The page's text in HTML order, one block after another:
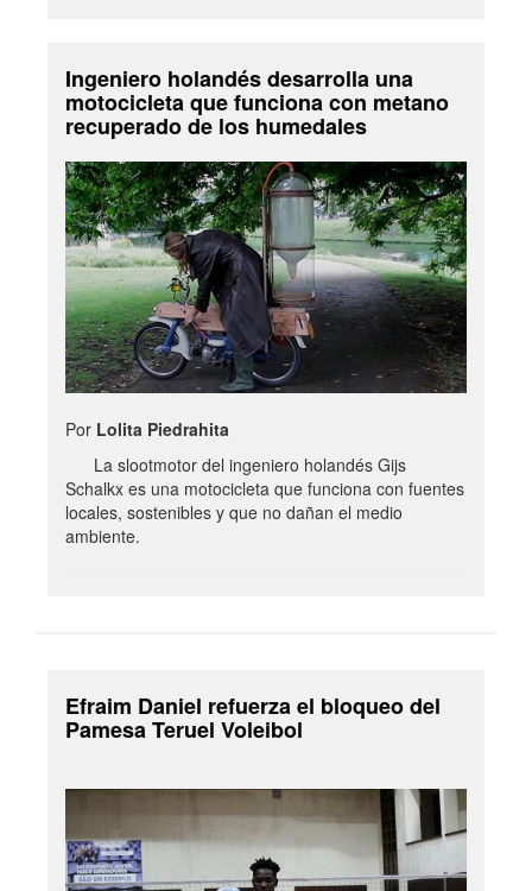
Ingeniero holandés desarrolla una
motocicleta que funciona con metano
recuperado de los humedales
Por Lolita Piedrahita
La slootmotor del ingeniero holandés Gijs
Schalkx es una motocicleta que funciona con fuentes
locales, sostenibles y que no dañan el medio
ambiente.
Efraim Daniel refuerza el bloqueo del
Pamesa Teruel Voleibol